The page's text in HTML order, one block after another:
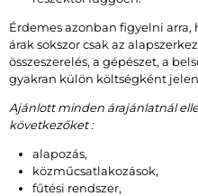
Érdemes azonban figyelni
árak sokszor csak az
összeszerelés, a gépészet, a
gyakran külön költségként
Ajánlott minden árajánlatnál
következőket :
alapozás,
közműcsatlakozások,
fűtési rendszer,